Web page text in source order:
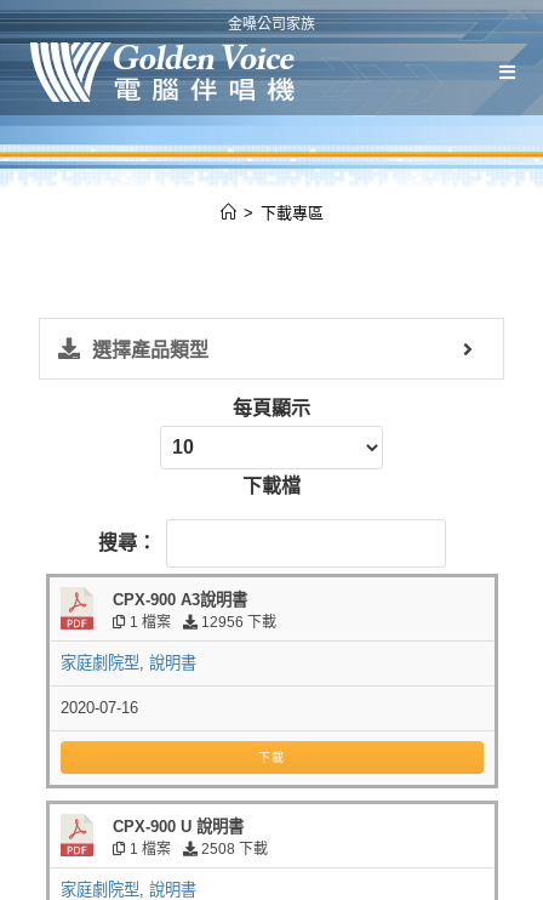
金嗓公司家族
> 下載專區
選擇產品類型
每頁顯示
下載檔
搜尋：
CPX-900 A3說明書
1 檔案 12956 下載
家庭劇院型, 說明書
2020-07-16
下載
CPX-900 U 說明書
1 檔案 2508 下載
家庭劇院型, 說明書